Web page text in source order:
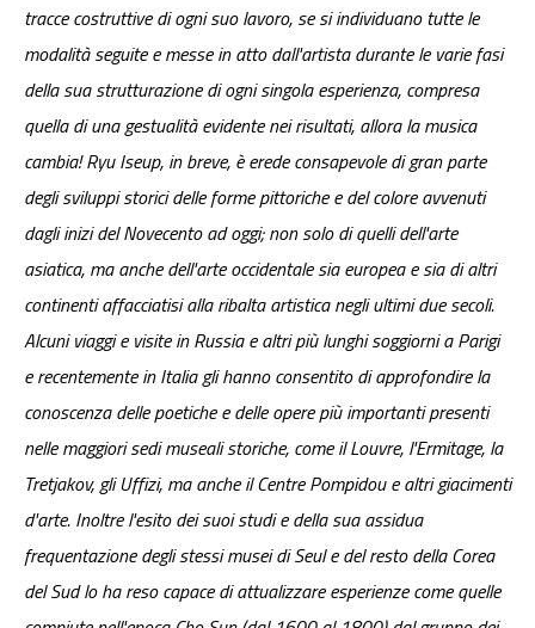
tracce costruttive di ogni suo lavoro, se si individuano tutte le
modalità seguite e messe in atto dall'artista durante le varie fasi
della sua strutturazione di ogni singola esperienza, compresa
quella di una gestualità evidente nei risultati, allora la musica
cambia! Ryu Iseup, in breve, è erede consapevole di gran parte
degli sviluppi storici delle forme pittoriche e del colore avvenuti
dagli inizi del Novecento ad oggi; non solo di quelli dell'arte
asiatica, ma anche dell'arte occidentale sia europea e sia di altri
continenti affacciatisi alla ribalta artistica negli ultimi due secoli.
Alcuni viaggi e visite in Russia e altri più lunghi soggiorni a Parigi
e recentemente in Italia gli hanno consentito di approfondire la
conoscenza delle poetiche e delle opere più importanti presenti
nelle maggiori sedi museali storiche, come il Louvre, l'Ermitage, la
Tretjakov, gli Uffizi, ma anche il Centre Pompidou e altri giacimenti
d'arte. Inoltre l'esito dei suoi studi e della sua assidua
frequentazione degli stessi musei di Seul e del resto della Corea
del Sud lo ha reso capace di attualizzare esperienze come quelle